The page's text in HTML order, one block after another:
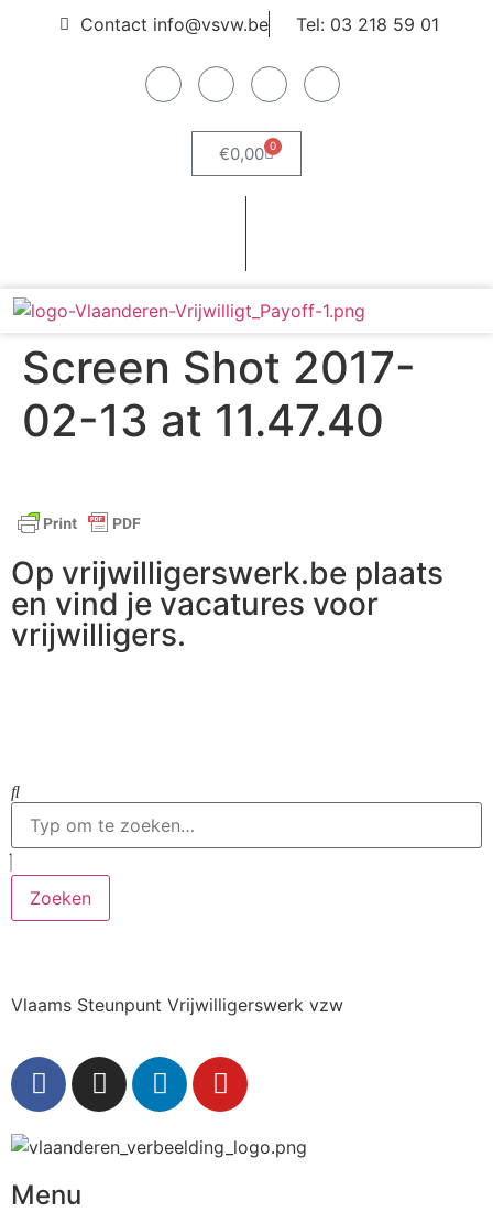
Contact info@vsvw.be Tel: 03 218 59 01
€0,00 0
Screen Shot 2017-
02-13 at 11.47.40
Op vrijwilligerswerk.be plaats
en vind je vacatures voor
vrijwilligers.
Zoeken
Vlaams Steunpunt Vrijwilligerswerk vzw
Menu